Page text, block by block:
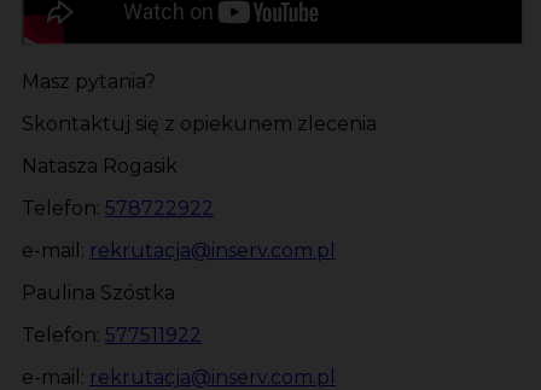
Masz pytania?
Skontaktuj się z opiekunem zlecenia
Natasza Rogasik
Telefon: 578722922
e-mail: rekrutacja@inserv.com.pl
Paulina Szóstka
Telefon: 577511922
e-mail: rekrutacja@inserv.com.pl